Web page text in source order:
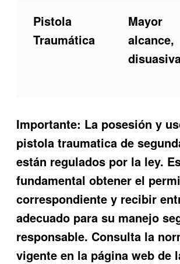
Pistola
Traumática
Mayor
alcance,
Importante: La posesión y
pistola traumatica de
están regulados por la ley.
fundamental obtener el
correspondiente y recibir
adecuado para su manejo
responsable. Consulta la
vigente en la página web de